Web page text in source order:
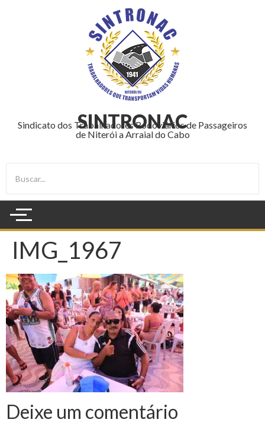
SINTRONAC
Sindicato dos Trabalhadores Rodoviários de Passageiros
de Niterói a Arraial do Cabo
IMG_1967
Deixe um comentário